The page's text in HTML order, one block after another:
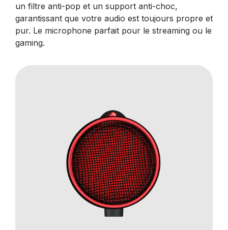
un filtre anti-pop et un support anti-choc,
garantissant que votre audio est toujours propre et
pur. Le microphone parfait pour le streaming ou le
gaming.